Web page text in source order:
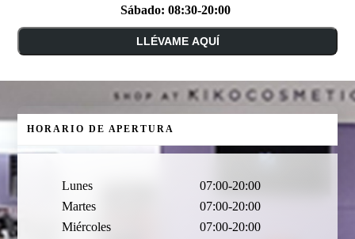
Sábado: 08:30-20:00
LLÉVAME AQUÍ
HORARIO DE APERTURA
Lunes
07:00-20:00
Martes
07:00-20:00
Miércoles
07:00-20:00